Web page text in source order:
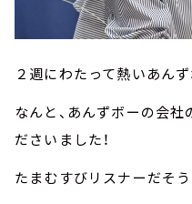
２週にわたって熱いあん
なんと、あんずボーの会
ださいました！
たまむすびリスナーだそう